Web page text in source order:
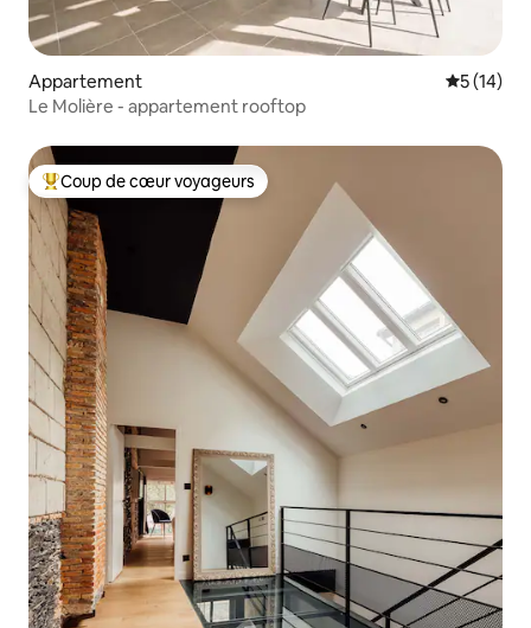
Appartement
5 (14)
Le Molière - appartement rooftop
Coups de cœur voyageurs les plus appréciés
Coup de cœur voyageurs